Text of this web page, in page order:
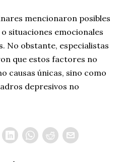
mencionaron posibles
situaciones emocionales
No obstante, especialistas
que estos factores no
causas únicas, sino como
depresivos no